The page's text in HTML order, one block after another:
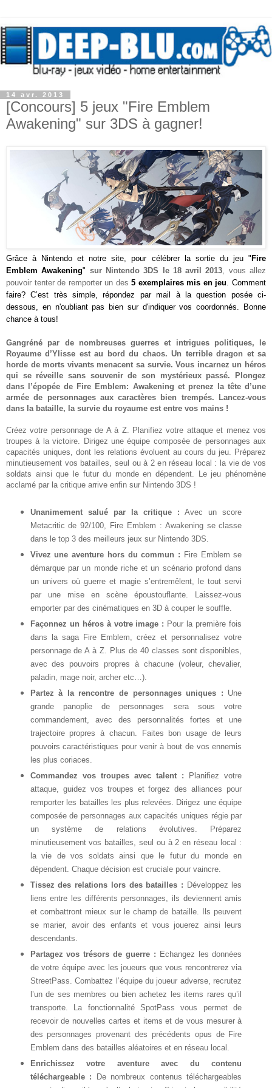
14 avr. 2013
[Concours] 5 jeux "Fire Emblem
Awakening" sur 3DS à gagner!
Grâce à Nintendo et notre site, pour célébrer la sortie du jeu "Fire
Emblem Awakening" sur Nintendo 3DS le 18 avril 2013 , vous allez
pouvoir tenter de remporter un des 5 exemplaires mis en jeu . Comment
faire? C’est très simple, répondez par mail à la question posée ci-
dessous, en n'oubliant pas bien sur d'indiquer vos coordonnés. Bonne
chance à tous!
Gangréné par de nombreuses guerres et intrigues politiques, le
Royaume d’Ylisse est au bord du chaos. Un terrible dragon et sa
horde de morts vivants menacent sa survie. Vous incarnez un héros
qui se réveille sans souvenir de son mystérieux passé. Plongez
dans l’épopée de Fire Emblem: Awakening et prenez la tête d’une
armée de personnages aux caractères bien trempés. Lancez-vous
dans la bataille, la survie du royaume est entre vos mains !
Créez votre personnage de A à Z. Planifiez votre attaque et menez vos
troupes à la victoire. Dirigez une équipe composée de personnages aux
capacités uniques, dont les relations évoluent au cours du jeu. Préparez
minutieusement vos batailles, seul ou à 2 en réseau local : la vie de vos
soldats ainsi que le futur du monde en dépendent. Le jeu phénomène
acclamé par la critique arrive enfin sur Nintendo 3DS !
Unanimement salué par la critique : Avec un score
Metacritic de 92/100, Fire Emblem : Awakening se classe
dans le top 3 des meilleurs jeux sur Nintendo 3DS.
Vivez une aventure hors du commun : Fire Emblem se
démarque par un monde riche et un scénario profond dans
un univers où guerre et magie s’entremêlent, le tout servi
par une mise en scène époustouflante. Laissez-vous
emporter par des cinématiques en 3D à couper le souffle.
Façonnez un héros à votre image : Pour la première fois
dans la saga Fire Emblem, créez et personnalisez votre
personnage de A à Z. Plus de 40 classes sont disponibles,
avec des pouvoirs propres à chacune (voleur, chevalier,
paladin, mage noir, archer etc…).
Partez à la rencontre de personnages uniques : Une
grande panoplie de personnages sera sous votre
commandement, avec des personnalités fortes et une
trajectoire propres à chacun. Faites bon usage de leurs
pouvoirs caractéristiques pour venir à bout de vos ennemis
les plus coriaces.
Commandez vos troupes avec talent : Planifiez votre
attaque, guidez vos troupes et forgez des alliances pour
remporter les batailles les plus relevées. Dirigez une équipe
composée de personnages aux capacités uniques régie par
un système de relations évolutives. Préparez
minutieusement vos batailles, seul ou à 2 en réseau local :
la vie de vos soldats ainsi que le futur du monde en
dépendent. Chaque décision est cruciale pour vaincre.
Tissez des relations lors des batailles : Développez les
liens entre les différents personnages, ils deviennent amis
et combattront mieux sur le champ de bataille. Ils peuvent
se marier, avoir des enfants et vous jouerez ainsi leurs
descendants.
Partagez vos trésors de guerre : Echangez les données
de votre équipe avec les joueurs que vous rencontrerez via
StreetPass. Combattez l’équipe du joueur adverse, recrutez
l’un de ses membres ou bien achetez les items rares qu’il
transporte. La fonctionnalité SpotPass vous permet de
recevoir de nouvelles cartes et items et de vous mesurer à
des personnages provenant des précédents opus de Fire
Emblem dans des batailles aléatoires et en réseau local.
Enrichissez votre aventure avec du contenu
téléchargeable : De nombreux contenus téléchargeables